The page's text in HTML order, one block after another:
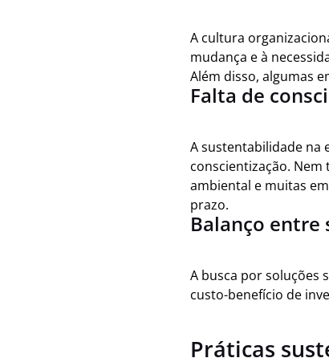
A cultura
mudança e à
Além disso, algumas
Falta de
A sustentabilidade na
conscientização.
ambiental e muitas
prazo.
Balanço
A busca por soluções
custo-benefício de
Práticas